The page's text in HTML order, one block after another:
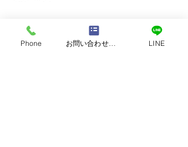
最新記事 すべて表示
Phone お問い合わせフォーム LINE